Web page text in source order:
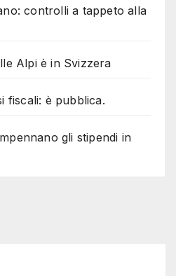
controlli a tappeto alla
Alpi è in Svizzera
fiscali: è pubblica.
gli stipendi in